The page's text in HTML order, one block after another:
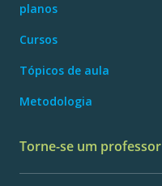
planos
Cursos
Tópicos de aula
Metodologia
Torne-se um professor